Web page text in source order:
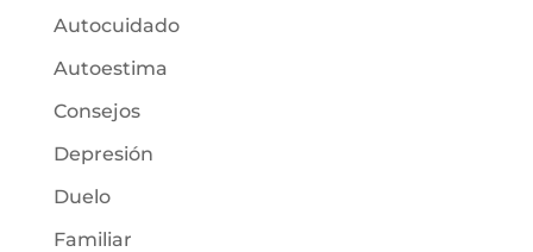
Autocuidado
Autoestima
Consejos
Depresión
Duelo
Familiar